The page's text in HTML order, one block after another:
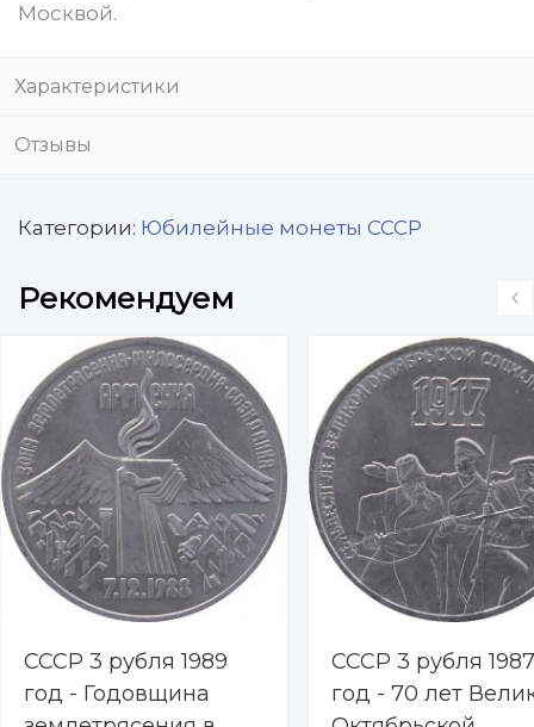
Москвой.
Характеристики
Отзывы
Категории: Юбилейные монеты СССР
Рекомендуем
СССР 3 рубля 1989
год - Годовщина
СССР 3 рубля 1987
год - 70 лет